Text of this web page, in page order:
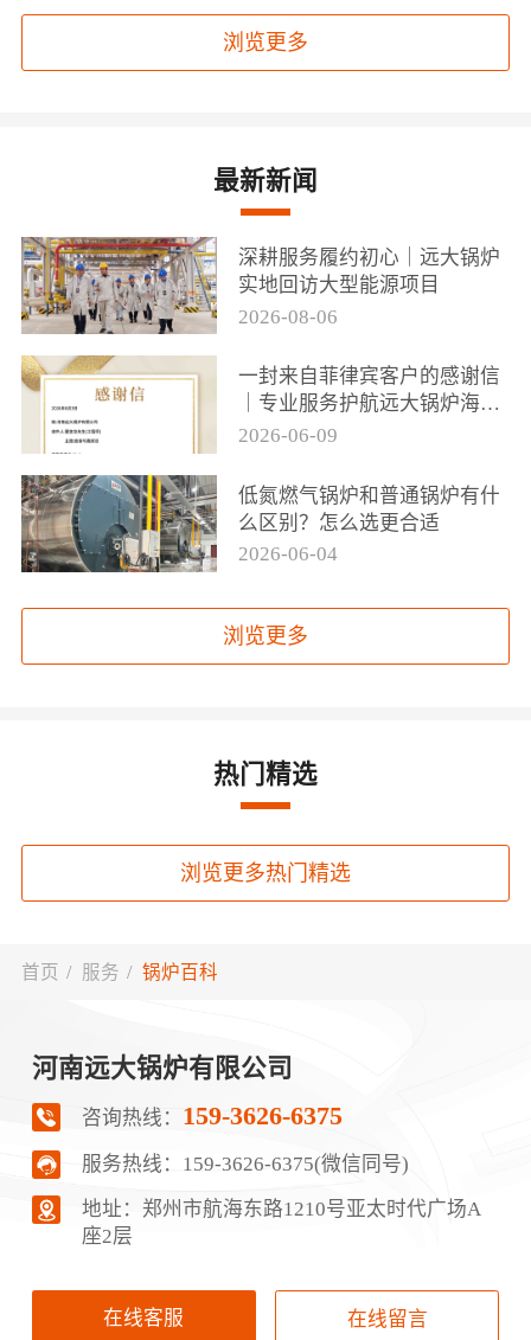
浏览更多
最新新闻
深耕服务履约初心｜远大锅炉
实地回访大型能源项目
2026-08-06
一封来自菲律宾客户的感谢信
｜专业服务护航远大锅炉海外
项目落地
2026-06-09
低氮燃气锅炉和普通锅炉有什
么区别？怎么选更合适
2026-06-04
浏览更多
热门精选
浏览更多热门精选
首页 / 服务 / 锅炉百科
河南远大锅炉有限公司
咨询热线： 159-3626-6375
服务热线： 159-3626-6375(微信同号)
地址：郑‮市州‬航‬海东路1210号‮太亚‬时代广场A
座2层
在线客服 在线留言